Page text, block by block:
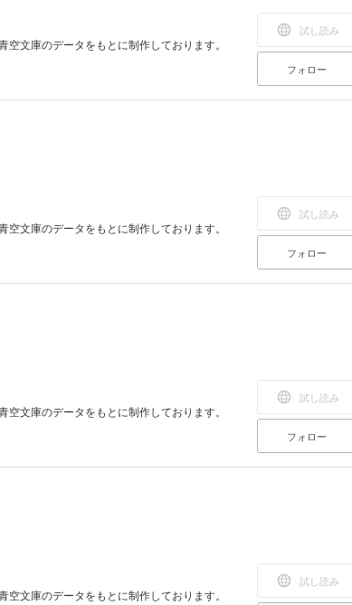
空文庫のデータをもとに制作しております。
試し読み
フォロー
空文庫のデータをもとに制作しております。
試し読み
フォロー
空文庫のデータをもとに制作しております。
試し読み
フォロー
空文庫のデータをもとに制作しております。
試し読み